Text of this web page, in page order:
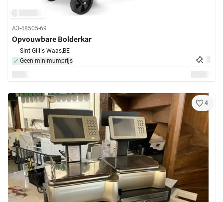
A3-48505-69
Opvouwbare Bolderkar
Sint-Gillis-Waas,BE
Geen minimumprijs
4